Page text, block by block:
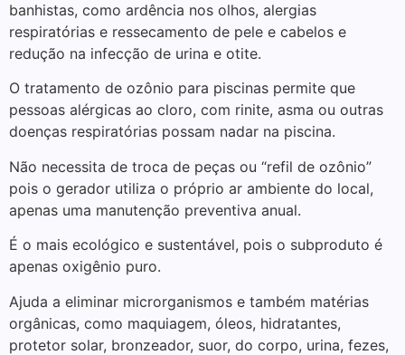
banhistas, como ardência nos olhos, alergias
respiratórias e ressecamento de pele e cabelos e
redução na infecção de urina e otite.
O tratamento de ozônio para piscinas permite que
pessoas alérgicas ao cloro, com rinite, asma ou outras
doenças respiratórias possam nadar na piscina.
Não necessita de troca de peças ou “refil de ozônio”
pois o gerador utiliza o próprio ar ambiente do local,
apenas uma manutenção preventiva anual.
É o mais ecológico e sustentável, pois o subproduto é
apenas oxigênio puro.
Ajuda a eliminar microrganismos e também matérias
orgânicas, como maquiagem, óleos, hidratantes,
protetor solar, bronzeador, suor, do corpo, urina, fezes,